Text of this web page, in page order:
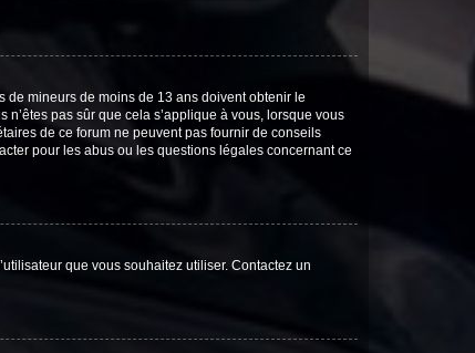
mineurs de moins de 13 ans doivent obtenir le
pas sûr que cela s’applique à vous, lorsque vous
de ce forum ne peuvent pas fournir de conseils
pour les abus ou les questions légales concernant ce
que vous souhaitez utiliser. Contactez un